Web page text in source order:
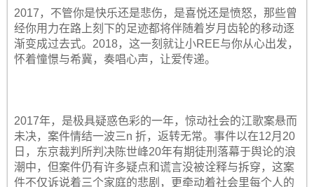
2017，不管你是快乐还是悲伤，是喜悦还是愤怒，那些曾
经你用力在路上刻下的足迹都将伴随着岁月齿轮的移动逐
渐变成过去式。2018，这一刻就让小REE与你从心出发，
怀着憧憬与希冀，奏唱心声，让爱传递。
2017年，是极具疑惑色彩的一年，惊动社会的江歌案悬而
未决，案件情结一波三n 折，返转无常。事件以在12月20
日，东京裁判所判决陈世峰20年有期徒刑落幕于舆论的浪
潮中，但案件仍有许多疑点和谎言没被诠释与拆穿，这案
件不仅诉说着三个家庭的悲剧，更牵动着社会里每个人的